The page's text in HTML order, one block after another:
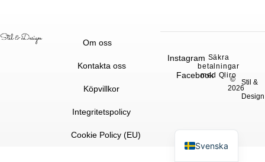
Om oss
Kontakta oss
Köpvillkor
Integritetspolicy
Cookie Policy (EU)
©
2026
Stil &
Design
Instagram
Facebook
Säkra
betalningar
med Qliro
Svenska